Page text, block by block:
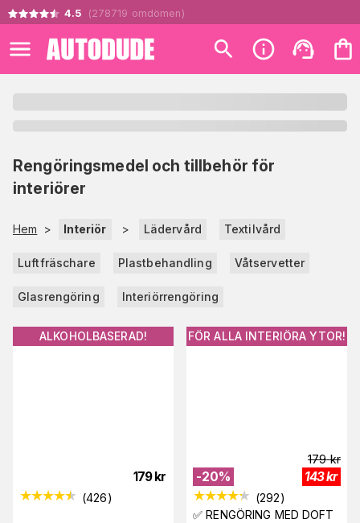
4.5 (278719 omdömen )
Rengöringsmedel och tillbehör för
interiörer
Hem > Interiör > Lädervård Textilvård
Luftfräschare Plastbehandling Våtservetter
Glasrengöring Interiörrengöring
ALKOHOLBASERAD!
179 kr
(426)
FÖR ALLA INTERIÖRA YTOR!
-20%
179 kr
143kr
(292)
✅ RENGÖRING MED DOFT